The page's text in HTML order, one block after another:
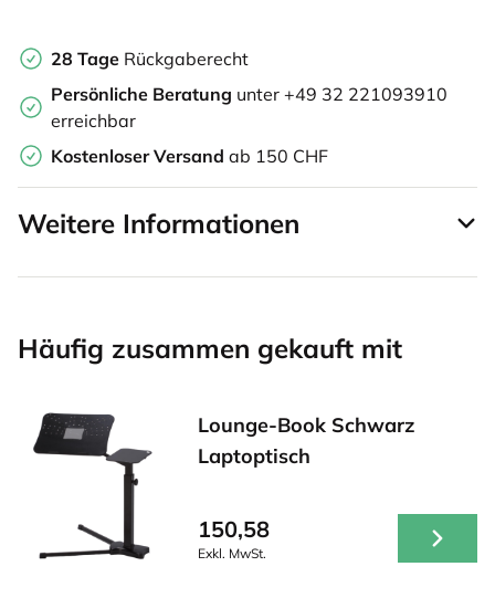
28 Tage Rückgaberecht
Persönliche Beratung unter +49 32 221093910
erreichbar
Kostenloser Versand ab 150 CHF
Weitere Informationen
Häufig zusammen gekauft mit
Lounge-Book Schwarz
Laptoptisch
150,58
Exkl. MwSt.